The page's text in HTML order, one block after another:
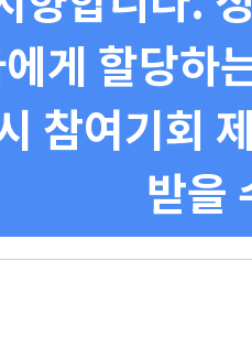
게 할당하
참여기회
받을